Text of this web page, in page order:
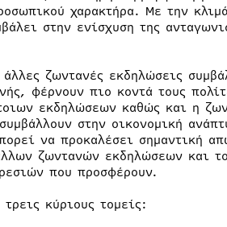
χαρακτήρα. Με την
στην ενίσχυση της
ζωντανές εκδηλώσεις
φέρνουν πιο κοντά τους
εκδηλώσεων καθώς και η
στην οικονομική
να προκαλέσει σημαντική
ζωντανών εκδηλώσεων και
που προσφέρουν.
κύριους τομείς: